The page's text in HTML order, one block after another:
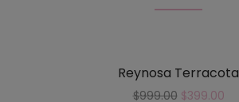
Reynosa Terracota
$999.00 $399.00